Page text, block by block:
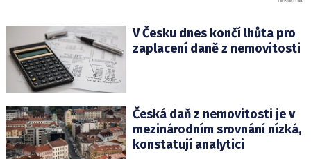
V Česku dnes končí lhůta pro
zaplacení daně z nemovitosti
Česká daň z nemovitosti je v
mezinárodním srovnání nízká,
konstatují analytici